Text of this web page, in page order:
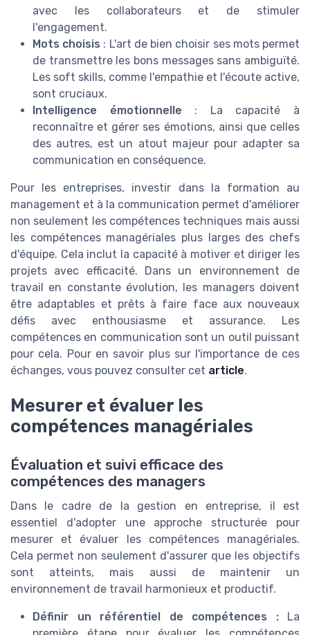
avec les collaborateurs et de stimuler
l'engagement.
Mots choisis : L'art de bien choisir ses mots permet
de transmettre les bons messages sans ambiguïté.
Les soft skills, comme l'empathie et l'écoute active,
sont cruciaux.
Intelligence émotionnelle : La capacité à
reconnaître et gérer ses émotions, ainsi que celles
des autres, est un atout majeur pour adapter sa
communication en conséquence.
Pour les entreprises, investir dans la formation au
management et à la communication permet d'améliorer
non seulement les compétences techniques mais aussi
les compétences managériales plus larges des chefs
d'équipe. Cela inclut la capacité à motiver et diriger les
projets avec efficacité. Dans un environnement de
travail en constante évolution, les managers doivent
être adaptables et prêts à faire face aux nouveaux
défis avec enthousiasme et assurance. Les
compétences en communication sont un outil puissant
pour cela. Pour en savoir plus sur l'importance de ces
échanges, vous pouvez consulter cet article.
Mesurer et évaluer les
compétences managériales
Évaluation et suivi efficace des
compétences des managers
Dans le cadre de la gestion en entreprise, il est
essentiel d'adopter une approche structurée pour
mesurer et évaluer les compétences managériales.
Cela permet non seulement d'assurer que les objectifs
sont atteints, mais aussi de maintenir un
environnement de travail harmonieux et productif.
Définir un référentiel de compétences : La